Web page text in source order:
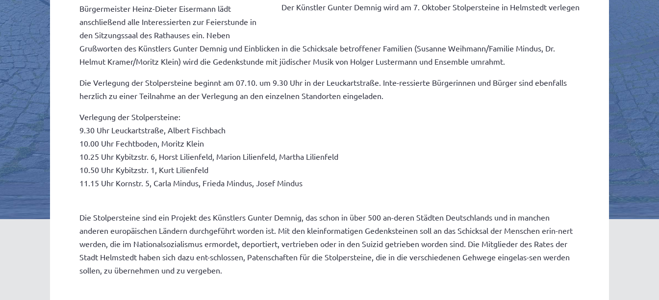
Der Künstler Gunter Demnig wird am 7. Oktober Stolpersteine in Helmstedt verlegen
Bürgermeister Heinz-Dieter Eisermann lädt
anschließend alle Interessierten zur Feierstunde in
den Sitzungssaal des Rathauses ein. Neben
Grußworten des Künstlers Gunter Demnig und Einblicken in die Schicksale betroffener Familien (Susanne Weihmann/Familie Mindus, Dr.
Helmut Kramer/Moritz Klein) wird die Gedenkstunde mit jüdischer Musik von Holger Lustermann und Ensemble umrahmt.
Die Verlegung der Stolpersteine beginnt am 07.10. um 9.30 Uhr in der Leuckartstraße. Inte-ressierte Bürgerinnen und Bürger sind ebenfalls
herzlich zu einer Teilnahme an der Verlegung an den einzelnen Standorten eingeladen.
Verlegung der Stolpersteine:
9.30 Uhr Leuckartstraße, Albert Fischbach
10.00 Uhr Fechtboden, Moritz Klein
10.25 Uhr Kybitzstr. 6, Horst Lilienfeld, Marion Lilienfeld, Martha Lilienfeld
10.50 Uhr Kybitzstr. 1, Kurt Lilienfeld
11.15 Uhr Kornstr. 5, Carla Mindus, Frieda Mindus, Josef Mindus
Die Stolpersteine sind ein Projekt des Künstlers Gunter Demnig, das schon in über 500 an-deren Städten Deutschlands und in manchen
anderen europäischen Ländern durchgeführt worden ist. Mit den kleinformatigen Gedenksteinen soll an das Schicksal der Menschen erin-nert
werden, die im Nationalsozialismus ermordet, deportiert, vertrieben oder in den Suizid getrieben worden sind. Die Mitglieder des Rates der
Stadt Helmstedt haben sich dazu ent-schlossen, Patenschaften für die Stolpersteine, die in die verschiedenen Gehwege eingelas-sen werden
sollen, zu übernehmen und zu vergeben.